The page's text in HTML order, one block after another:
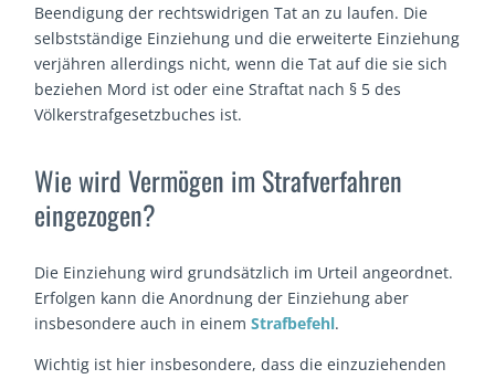
Beendigung der rechtswidrigen Tat an zu laufen. Die
selbstständige Einziehung und die erweiterte Einziehung
verjähren allerdings nicht, wenn die Tat auf die sie sich
beziehen Mord ist oder eine Straftat nach § 5 des
Völkerstrafgesetzbuches ist.
Wie wird Vermögen im Strafverfahren
eingezogen?
Die Einziehung wird grundsätzlich im Urteil angeordnet.
Erfolgen kann die Anordnung der Einziehung aber
insbesondere auch in einemStrafbefehl.
Wichtig ist hier insbesondere, dass die einzuziehenden